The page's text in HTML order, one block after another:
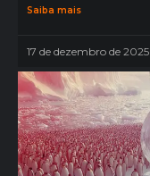
Saiba mais
17 de dezembro de 2025